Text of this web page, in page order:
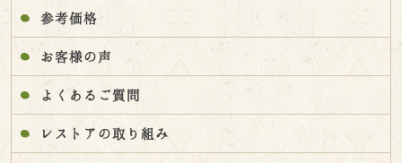
参考価格
お客様の声
よくあるご質問
レストアの取り組み